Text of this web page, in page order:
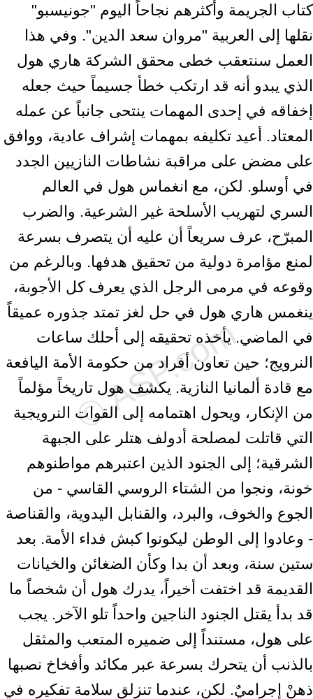
كتاب الجريمة وأكثرهم نجاحاً اليوم "جونيسبو"
نقلها إلى العربية "مروان سعد الدين". وفي هذا
العمل سنتعقب خطى محقق الشركة هاري هول
الذي يبدو أنه قد ارتكب خطأ جسيماً حيث جعله
إخفاقه في إحدى المهمات ينتحى جانباً عن عمله
المعتاد. أعيد تكليفه بمهمات إشراف عادية، ووافق
على مضض على مراقبة نشاطات النازيين الجدد
في أوسلو. لكن، مع انغماس هول في العالم
السري لتهريب الأسلحة غير الشرعية. والضرب
المبرّح، عرف سريعاً أن عليه أن يتصرف بسرعة
لمنع مؤامرة دولية من تحقيق هدفها. وبالرغم من
وقوعه في مرمى الرجل الذي يعرف كل الأجوبة،
ينغمس هاري هول في حل لغز تمتد جذوره عميقاً
في الماضي. يأخذه تحقيقه إلى أحلك ساعات
النرويج؛ حين تعاون أفراد من حكومة الأمة اليافعة
مع قادة ألمانيا النازية. يكشف هول تاريخاً مؤلماً
من الإنكار، ويحول اهتمامه إلى القوات النرويجية
التي قاتلت لمصلحة أدولف هتلر على الجبهة
الشرقية؛ إلى الجنود الذين اعتبرهم مواطنوهم
خونة، ونجوا من الشتاء الروسي القاسي - من
الجوع والخوف، والبرد، والقنابل اليدوية، والقناصة
- وعادوا إلى الوطن ليكونوا كبش فداء الأمة. بعد
ستين سنة، وبعد أن بدا وكأن الضغائن والخيانات
القديمة قد اختفت أخيراً، يدرك هول أن شخصاً ما
قد بدأ يقتل الجنود الناجين واحداً تلو الآخر. يجب
على هول، مستنداً إلى ضميره المتعب والمثقل
بالذنب أن يتحرك بسرعة عبر مكائد وأفخاخ نصبها
ذهنْ إجراميٌ. لكن، عندما تنزلق سلامة تفكيره في